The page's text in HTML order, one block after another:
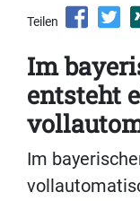
Teilen
Im
entsteht
Im